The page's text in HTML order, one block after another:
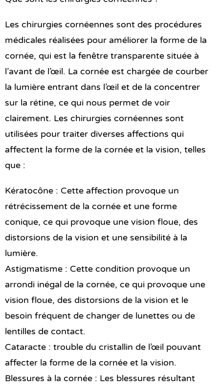
Les chirurgies cornéennes sont des procédures
médicales réalisées pour améliorer la forme de la
cornée, qui est la fenêtre transparente située à
l’avant de l’œil. La cornée est chargée de courber
la lumière entrant dans l’œil et de la concentrer
sur la rétine, ce qui nous permet de voir
clairement. Les chirurgies cornéennes sont
utilisées pour traiter diverses affections qui
affectent la forme de la cornée et la vision, telles
que :
Kératocône : Cette affection provoque un
rétrécissement de la cornée et une forme
conique, ce qui provoque une vision floue, des
distorsions de la vision et une sensibilité à la
lumière.
Astigmatisme : Cette condition provoque un
arrondi inégal de la cornée, ce qui provoque une
vision floue, des distorsions de la vision et le
besoin fréquent de changer de lunettes ou de
lentilles de contact.
Cataracte : trouble du cristallin de l’œil pouvant
affecter la forme de la cornée et la vision.
Blessures à la cornée : Les blessures résultant